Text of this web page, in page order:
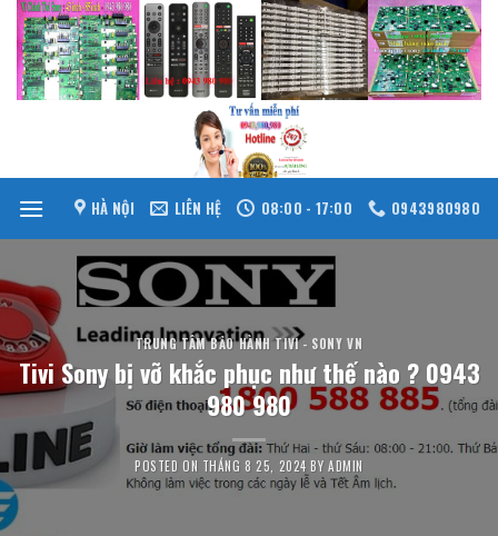
Skip
content
HÀ NỘI LIÊN HỆ 08:00 - 17:00 0943980980
TRUNG TÂM BẢO HÀNH TIVI - SONY VN
Tivi Sony bị vỡ khắc phục như thế nào ? 0943
980 980
POSTED ON THÁNG 8 25, 2024 BY ADMIN